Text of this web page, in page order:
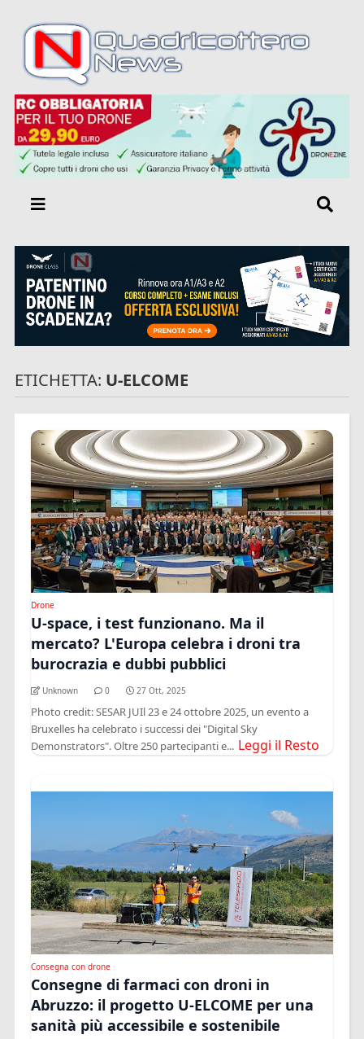
ETICHETTA: U-ELCOME
Drone
U-space, i test funzionano. Ma il
mercato? L'Europa celebra i droni tra
burocrazia e dubbi pubblici
Unknown 0 27 Ott, 2025
Photo credit: SESAR JUIl 23 e 24 ottobre 2025, un evento a
Bruxelles ha celebrato i successi dei "Digital Sky
Demonstrators". Oltre 250 partecipanti e... Leggi il Resto
Consegna con drone
Consegne di farmaci con droni in
Abruzzo: il progetto U-ELCOME per una
sanità più accessibile e sostenibile